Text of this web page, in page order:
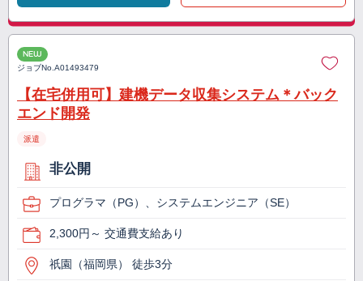
NEW
ジョブNo.A01493479
【在宅併用可】建機データ収集システム＊バック
エンド開発
派遣
非公開
プログラマ（PG）、システムエンジニア（SE）
2,300円～ 交通費支給あり
祇園（福岡県） 徒歩3分